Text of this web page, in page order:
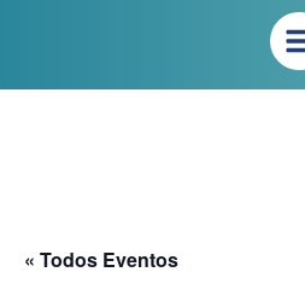
« Todos Eventos